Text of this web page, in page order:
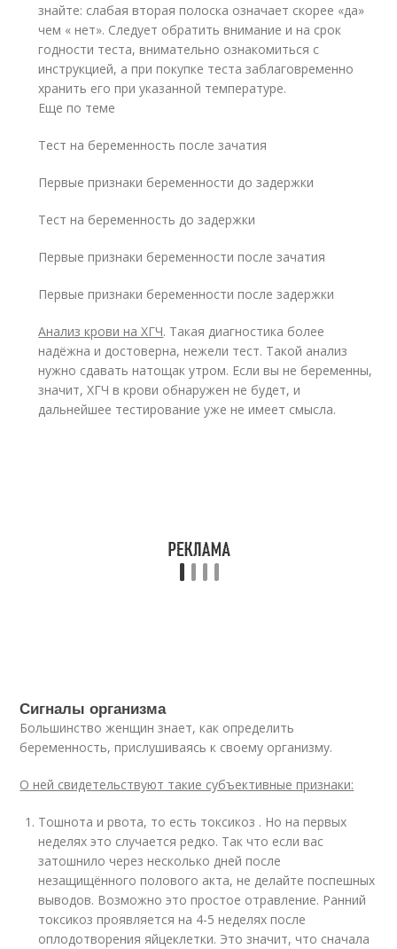
знайте: слабая вторая полоска означает скорее «да»
чем « нет». Следует обратить внимание и на срок
годности теста, внимательно ознакомиться с
инструкцией, а при покупке теста заблаговременно
хранить его при указанной температуре.
Еще по теме
Тест на беременность после зачатия
Первые признаки беременности до задержки
Тест на беременность до задержки
Первые признаки беременности после зачатия
Первые признаки беременности после задержки
Анализ крови на ХГЧ. Такая диагностика более
надёжна и достоверна, нежели тест. Такой анализ
нужно сдавать натощак утром. Если вы не беременны,
значит, ХГЧ в крови обнаружен не будет, и
дальнейшее тестирование уже не имеет смысла.
Сигналы организма
Большинство женщин знает, как определить
беременность, прислушиваясь к своему организму.
О ней свидетельствуют такие субъективные признаки:
Тошнота и рвота, то есть токсикоз . Но на первых
неделях это случается редко. Так что если вас
затошнило через несколько дней после
незащищённого полового акта, не делайте поспешных
выводов. Возможно это простое отравление. Ранний
токсикоз проявляется на 4-5 неделях после
оплодотворения яйцеклетки. Это значит, что сначала